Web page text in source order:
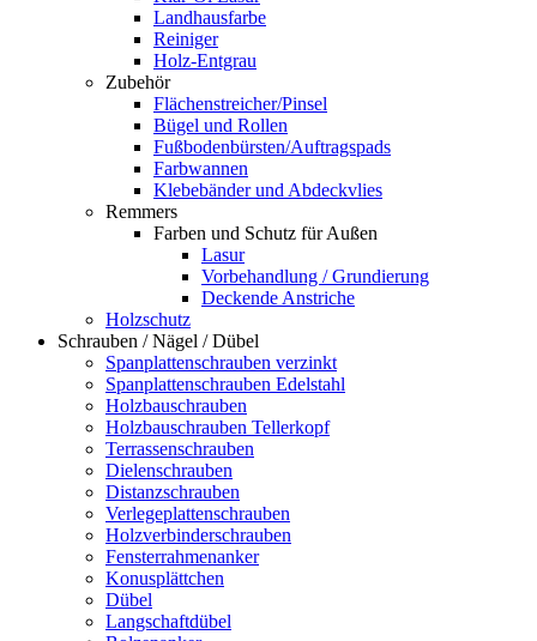
Landhausfarbe
Reiniger
Holz-Entgrau
Zubehör
Flächenstreicher/Pinsel
Bügel und Rollen
Fußbodenbürsten/Auftragspads
Farbwannen
Klebebänder und Abdeckvlies
Remmers
Farben und Schutz für Außen
Lasur
Vorbehandlung / Grundierung
Deckende Anstriche
Holzschutz
Schrauben / Nägel / Dübel
Spanplattenschrauben verzinkt
Spanplattenschrauben Edelstahl
Holzbauschrauben
Holzbauschrauben Tellerkopf
Terrassenschrauben
Dielenschrauben
Distanzschrauben
Verlegeplattenschrauben
Holzverbinderschrauben
Fensterrahmenanker
Konusplättchen
Dübel
Langschaftdübel